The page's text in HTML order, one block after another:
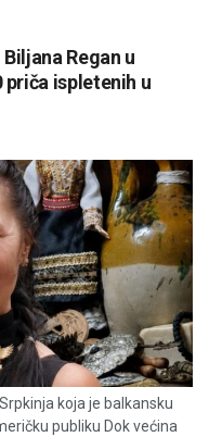
Regan u
priča ispletenih u
koja je balkansku
publiku Dok većina